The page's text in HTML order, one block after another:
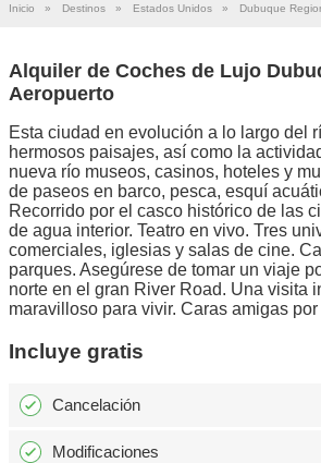
Inicio » Destinos » Estados Unidos » Dubuque
Alquiler de Coches de Lujo
Aeropuerto
Esta ciudad en evolución a lo largo del
hermosos paisajes, así como la
nueva río museos, casinos, hoteles y
de paseos en barco, pesca, esquí
Recorrido por el casco histórico de las
de agua interior. Teatro en vivo. Tres
comerciales, iglesias y salas de cine.
parques. Asegúrese de tomar un viaje
norte en el gran River Road. Una visita
maravilloso para vivir. Caras amigas
Incluye gratis
Cancelación
Modificaciones